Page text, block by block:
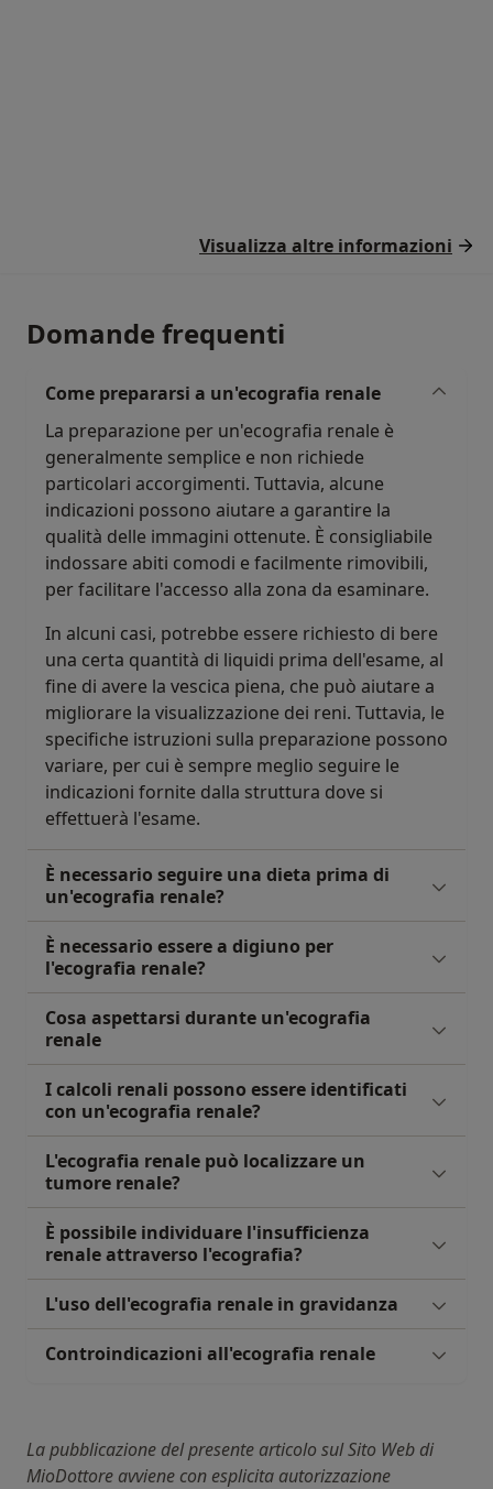
Visualizza altre informazioni
Domande frequenti
Come prepararsi a un'ecografia renale
La preparazione per un'ecografia renale è
generalmente semplice e non richiede
particolari accorgimenti. Tuttavia, alcune
indicazioni possono aiutare a garantire la
qualità delle immagini ottenute. È consigliabile
indossare abiti comodi e facilmente rimovibili,
per facilitare l'accesso alla zona da esaminare.
In alcuni casi, potrebbe essere richiesto di bere
una certa quantità di liquidi prima dell'esame, al
fine di avere la vescica piena, che può aiutare a
migliorare la visualizzazione dei reni. Tuttavia, le
specifiche istruzioni sulla preparazione possono
variare, per cui è sempre meglio seguire le
indicazioni fornite dalla struttura dove si
effettuerà l'esame.
È necessario seguire una dieta prima di
un'ecografia renale?
È necessario essere a digiuno per
l'ecografia renale?
Cosa aspettarsi durante un'ecografia
renale
I calcoli renali possono essere identificati
con un'ecografia renale?
L'ecografia renale può localizzare un
tumore renale?
È possibile individuare l'insufficienza
renale attraverso l'ecografia?
L'uso dell'ecografia renale in gravidanza
Controindicazioni all'ecografia renale
La pubblicazione del presente articolo sul Sito Web di
MioDottore avviene con esplicita autorizzazione